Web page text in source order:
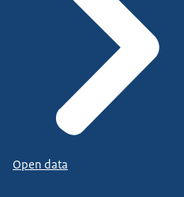
Open data